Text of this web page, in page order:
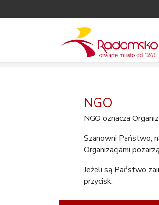
NGO
NGO oznacza
Szanowni Państwo,
Organizacjami
Jeżeli są Państwo
przycisk.